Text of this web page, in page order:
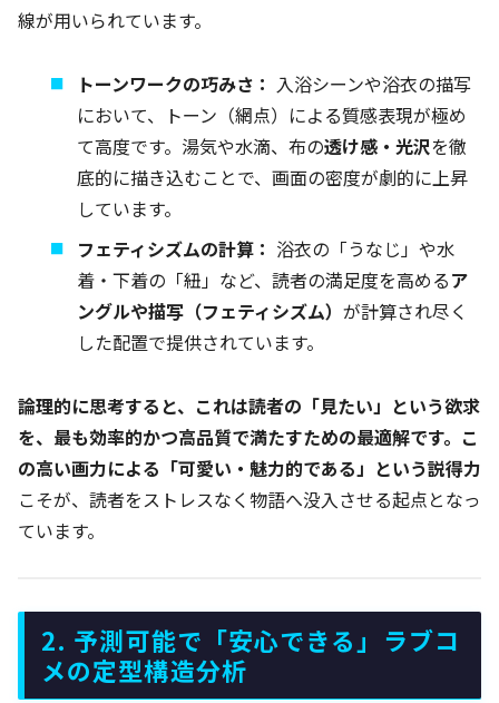
線が用いられています。
トーンワークの巧みさ： 入浴シーンや浴衣の描写
において、トーン（網点）による質感表現が極め
て高度です。湯気や水滴、布の透け感・光沢を徹
底的に描き込むことで、画面の密度が劇的に上昇
しています。
フェティシズムの計算： 浴衣の「うなじ」や水
着・下着の「紐」など、読者の満足度を高めるア
ングルや描写（フェティシズム）が計算され尽く
した配置で提供されています。
論理的に思考すると、これは読者の「見たい」という欲求
を、最も効率的かつ高品質で満たすための最適解です。こ
の高い画力による「可愛い・魅力的である」という説得力
こそが、読者をストレスなく物語へ没入させる起点となっ
ています。
2. 予測可能で「安心できる」ラブコ
メの定型構造分析